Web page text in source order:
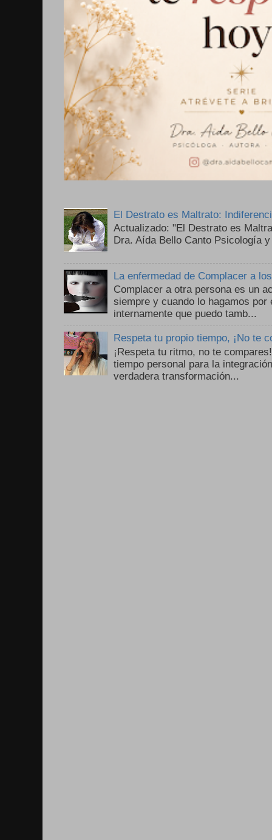
El Destrato es Maltrato:
Actualizado: "El Destrato es
Dra. Aída Bello Canto Psicología
La enfermedad de Complacer a
Complacer a otra persona es un
siempre y cuando lo hagamos por
internamente que puedo tamb...
Respeta tu propio tiempo, ¡No te
¡Respeta tu ritmo, no te
tiempo personal para la
verdadera transformación...